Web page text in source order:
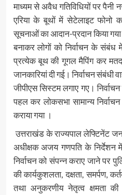
माध्यम से अवैध गतिविधियों पर
एरिया के बूथों में सेटेलाइट
सूचनाओं का आदान-प्रदान किया
बनाकर लोगों को निर्वाचन के
प्रत्येक बूथ की गूगल मैपिंग कर
जानकारियां दी गई। निर्वाचन संबंधी
जीपीएस सिस्टम लगाए गए।
पहल कर लोकसभा सामान्य
कराया गया ।
उत्तराखंड के राज्यपाल लेफ्टिनेंट
अधीक्षक अजय गणपति के निर्देशन
निर्वाचन को संपन्न कराए जाने पर
की कार्यकुशलता, दक्षता, समर्पण,
तथा अनुकरणीय नेतृत्व क्षमता